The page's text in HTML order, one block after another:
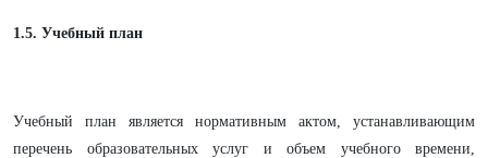
1.5. Учебный план
Учебный план является нормативным актом, устанавливающим
перечень образовательных услуг и объем учебного времени,